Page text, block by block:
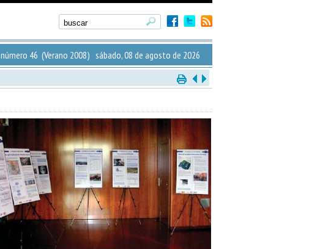
número 46 (Verano 2008) sábado, 08 de agosto de 2026